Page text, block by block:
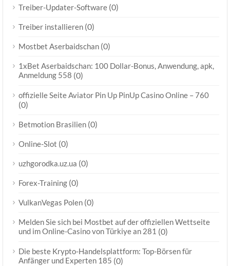
Treiber-Updater-Software (0)
Treiber installieren (0)
Mostbet Aserbaidschan (0)
1xBet Aserbaidschan: 100 Dollar-Bonus, Anwendung, apk,
Anmeldung 558 (0)
offizielle Seite Aviator Pin Up PinUp Casino Online – 760
(0)
Betmotion Brasilien (0)
Online-Slot (0)
uzhgorodka.uz.ua (0)
Forex-Training (0)
VulkanVegas Polen (0)
Melden Sie sich bei Mostbet auf der offiziellen Wettseite
und im Online-Casino von Türkiye an 281 (0)
Die beste Krypto-Handelsplattform: Top-Börsen für
Anfänger und Experten 185 (0)